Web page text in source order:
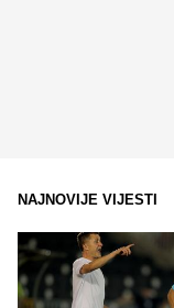
NAJNOVIJE VIJESTI